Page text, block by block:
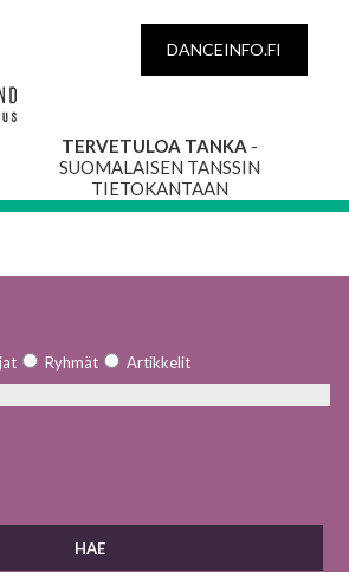
DANCEINFO.FI
TERVETULOA TANKA -
SUOMALAISEN TANSSIN
TIETOKANTAAN
Ryhmät Artikkelit